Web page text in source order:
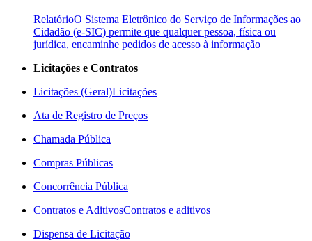
RelatórioO Sistema Eletrônico do Serviço de Informações ao
Cidadão (e-SIC) permite que qualquer pessoa, física ou
jurídica, encaminhe pedidos de acesso à informação
Licitações e Contratos
Licitações (Geral)Licitações
Ata de Registro de Preços
Chamada Pública
Compras Públicas
Concorrência Pública
Contratos e AditivosContratos e aditivos
Dispensa de Licitação